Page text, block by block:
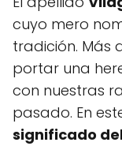
cuyo mero
tradición. Más
portar una
con nuestras
pasado. En
significado